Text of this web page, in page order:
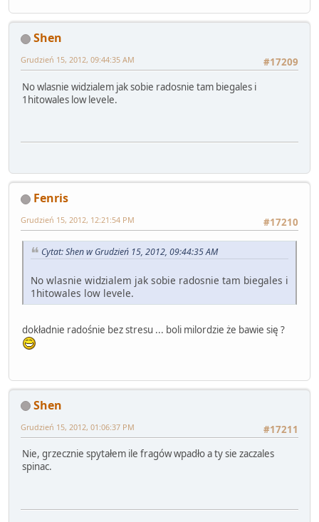
Shen
#17209
Grudzień 15, 2012, 09:44:35 AM
No wlasnie widzialem jak sobie radosnie tam biegales i
1hitowales low levele.
Fenris
#17210
Grudzień 15, 2012, 12:21:54 PM
Cytat: Shen w Grudzień 15, 2012, 09:44:35 AM
No wlasnie widzialem jak sobie radosnie tam biegales i
1hitowales low levele.
dokładnie radośnie bez stresu ... boli milordzie że bawie się ?
Shen
#17211
Grudzień 15, 2012, 01:06:37 PM
Nie, grzecznie spytałem ile fragów wpadło a ty sie zaczales
spinac.